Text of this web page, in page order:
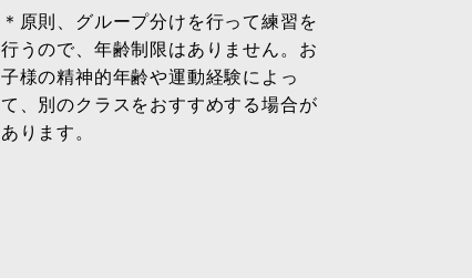
＊原則、グループ分けを行って練習を
行うので、年齢制限はありません。お
子様の精神的年齢や運動経験によっ
て、別のクラスをおすすめする場合が
あります。